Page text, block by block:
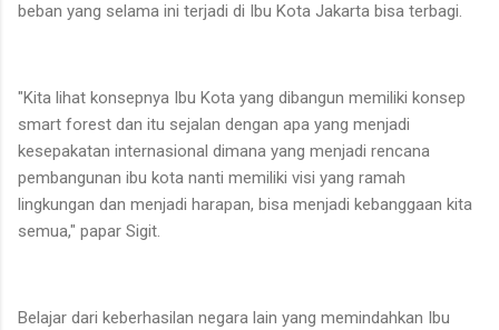
beban yang selama ini terjadi di Ibu Kota Jakarta bisa terbagi.
"Kita lihat konsepnya Ibu Kota yang dibangun memiliki konsep
smart forest dan itu sejalan dengan apa yang menjadi
kesepakatan internasional dimana yang menjadi rencana
pembangunan ibu kota nanti memiliki visi yang ramah
lingkungan dan menjadi harapan, bisa menjadi kebanggaan kita
semua," papar Sigit.
Belajar dari keberhasilan negara lain yang memindahkan Ibu